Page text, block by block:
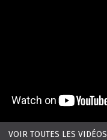
VOIR TOUTES LES VIDÉOS